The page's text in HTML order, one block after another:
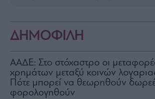
ΔΗΜΟΦΙΛΗ
ΑΑΔΕ: Στο στόχαστρο οι
χρημάτων μεταξύ κοινών
Πότε μπορεί να θεωρηθούν
φορολογηθούν